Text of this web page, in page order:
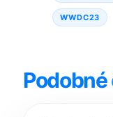
WWDC23
Podobné